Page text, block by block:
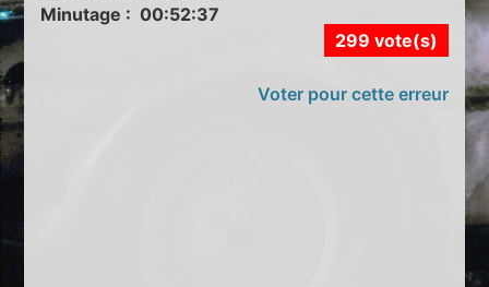
Minutage : 00:52:37
299 vote(s)
Voter pour cette erreur